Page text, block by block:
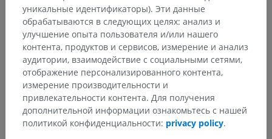
уникальные идентификаторы). Эти данные
обрабатываются в следующих целях: анализ и
улучшение опыта пользователя и/или нашего
контента, продуктов и сервисов, измерение и анализ
аудитории, взаимодействие с социальными сетями,
отображение персонализированного контента,
измерение производительности и
привлекательности контента. Для получения
дополнительной информации ознакомьтесь с нашей
политикой конфиденциальности: privacy policy.